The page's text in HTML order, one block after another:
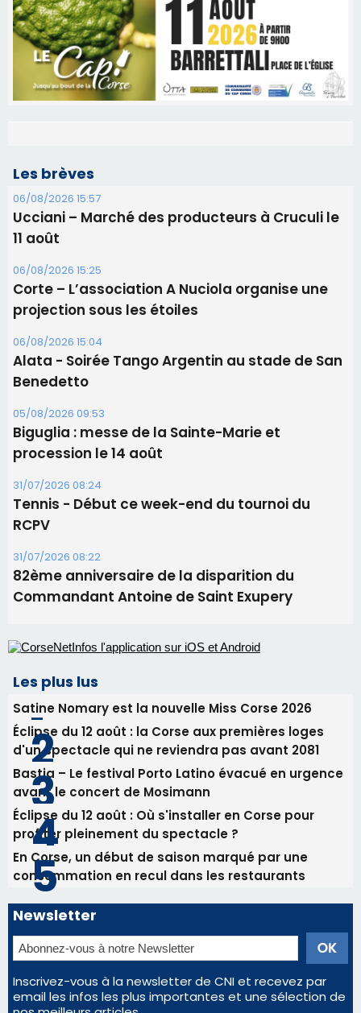
Les brèves
06/08/2026 15:57
Ucciani – Marché des producteurs à Cruculi le
11 août
06/08/2026 15:25
Corte – L’association A Nuciola organise une
projection sous les étoiles
06/08/2026 15:04
Alata - Soirée Tango Argentin au stade de San
Benedetto
05/08/2026 09:53
Biguglia : messe de la Sainte-Marie et
procession le 14 août
Tennis - Début ce week-end du tournoi du
RCPV
31/07/2026 08:22
82ème anniversaire de la disparition du
Commandant Antoine de Saint Exupery
Les plus lus
Satine Nomary est la nouvelle Miss Corse 2026
Éclipse du 12 août : la Corse aux premières loges
d'un spectacle qui ne reviendra pas avant 2081
Bastia – Le festival Porto Latino évacué en urgence
avant le concert de Mosimann
Éclipse du 12 août : Où s'installer en Corse pour
profiter pleinement du spectacle ?
En Corse, un début de saison marqué par une